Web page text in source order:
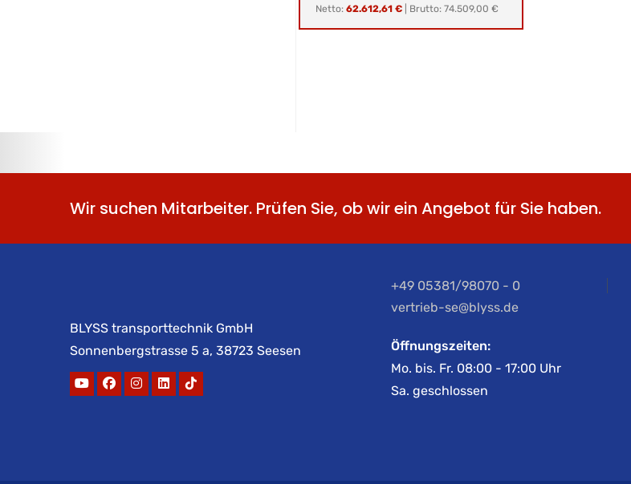
Netto: 62.612,61 € Brutto: 74.509,00 €
Wir suchen Mitarbeiter. Prüfen Sie, ob wir ein Angebot für Sie haben.
BLYSS transporttechnik GmbH
Sonnenbergstrasse 5 a, 38723 Seesen
+49 05381/98070 - 0
vertrieb-se@blyss.de
Öffnungszeiten:
Mo. bis. Fr. 08:00 - 17:00 Uhr
Sa. geschlossen